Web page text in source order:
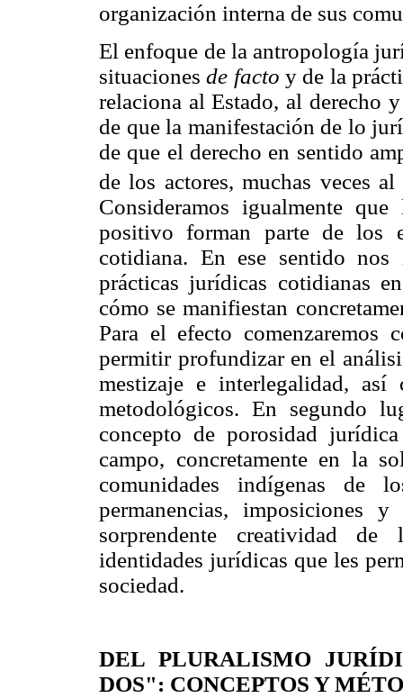
organización interna de sus
El enfoque de la antropología
situacionesde facto y de la
relaciona al Estado, al derecho
de que la manifestación de lo
de que el derecho en sentido
de los actores, muchas veces
Consideramos igualmente
positivo forman parte de los
cotidiana. En ese sentido nos
prácticas jurídicas cotidianas
cómo se manifiestan
Para el efecto
permitir profundizar en el
mestizaje e interlegalidad, así
metodológicos. En segundo
concepto de porosidad
campo, concretamente en la
comunidades indígenas de
permanencias, imposiciones
sorprendente creatividad
identidades jurídicas que les
sociedad.
DEL PLURALISMO
DOS": CONCEPTOS Y